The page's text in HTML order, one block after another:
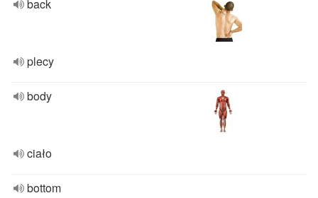
back
plecy
body
ciało
bottom